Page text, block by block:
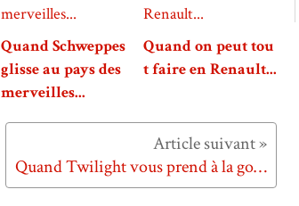
Quand Schweppes
glisse au pays des
merveilles...
Quand on peut tou
t faire en Renault...
Quand Twilight vous prend à la gorge...